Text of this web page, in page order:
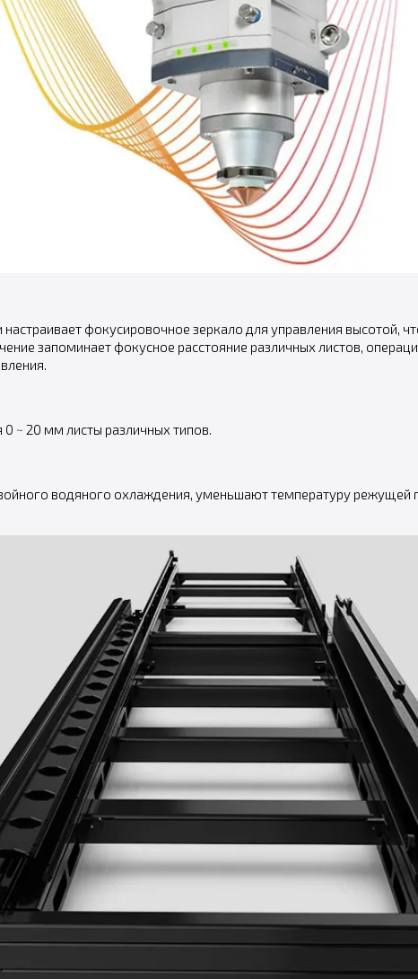
фокусировочное зеркало для управления высотой,
запоминает фокусное расстояние различных листов,
~ 20 мм листы различных типов.
водяного охлаждения, уменьшают температуру режущей